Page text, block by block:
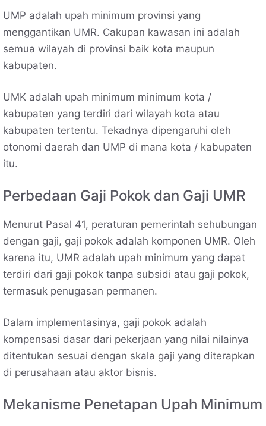
UMP adalah upah minimum provinsi yang
menggantikan UMR. Cakupan kawasan ini adalah
semua wilayah di provinsi baik kota maupun
kabupaten.
UMK adalah upah minimum minimum kota /
kabupaten yang terdiri dari wilayah kota atau
kabupaten tertentu. Tekadnya dipengaruhi oleh
otonomi daerah dan UMP di mana kota / kabupaten
itu.
Perbedaan Gaji Pokok dan Gaji UMR
Menurut Pasal 41, peraturan pemerintah sehubungan
dengan gaji, gaji pokok adalah komponen UMR. Oleh
karena itu, UMR adalah upah minimum yang dapat
terdiri dari gaji pokok tanpa subsidi atau gaji pokok,
termasuk penugasan permanen.
Dalam implementasinya, gaji pokok adalah
kompensasi dasar dari pekerjaan yang nilai nilainya
ditentukan sesuai dengan skala gaji yang diterapkan
di perusahaan atau aktor bisnis.
Mekanisme Penetapan Upah Minimum